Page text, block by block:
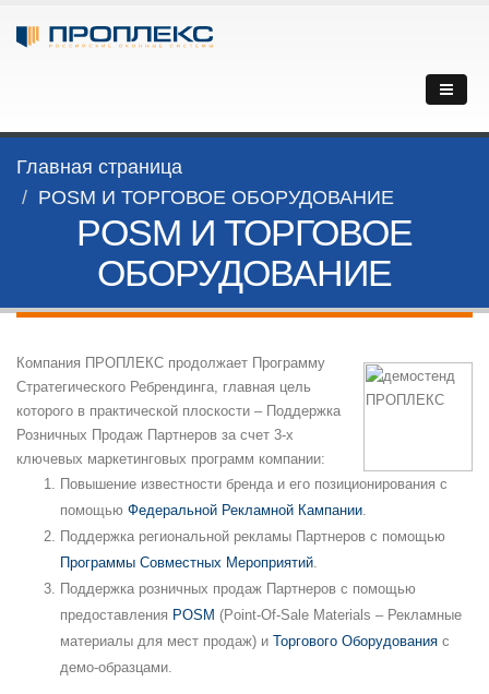
Главная страница
POSM И ТОРГОВОЕ ОБОРУДОВАНИЕ
POSM И ТОРГОВОЕ
ОБОРУДОВАНИЕ
Компания ПРОПЛЕКС продолжает Программу
Стратегического Ребрендинга, главная цель
которого в практической плоскости – Поддержка
Розничных Продаж Партнеров за счет 3-х
ключевых маркетинговых программ компании:
Повышение известности бренда и его позиционирования с
помощью Федеральной Рекламной Кампании.
Поддержка региональной рекламы Партнеров с помощью
Программы Совместных Мероприятий.
Поддержка розничных продаж Партнеров с помощью
предоставления POSM (Point-Of-Sale Materials – Рекламные
материалы для мест продаж) и Торгового Оборудования с
демо-образцами.